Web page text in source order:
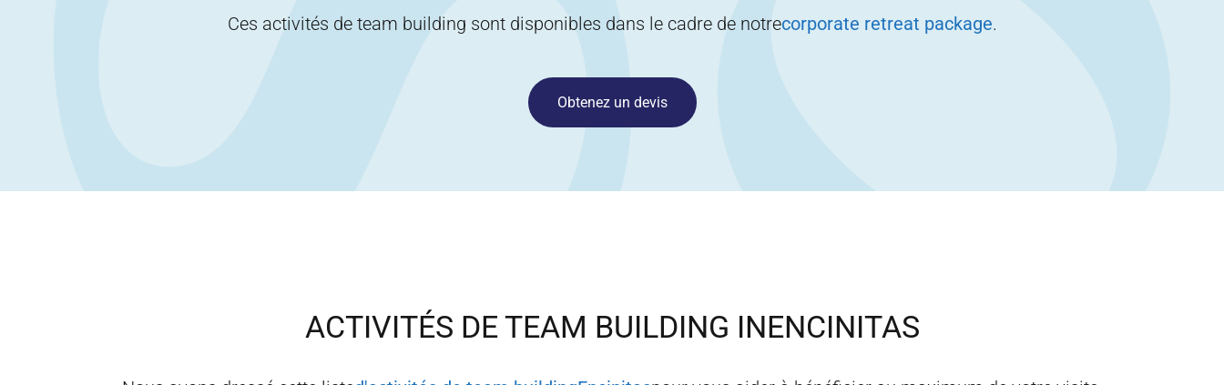
Ces activités de team building sont disponibles dans le cadre de notrecorporate retreat package.
Obtenez un devis
ACTIVITÉS DE TEAM BUILDING INENCINITAS